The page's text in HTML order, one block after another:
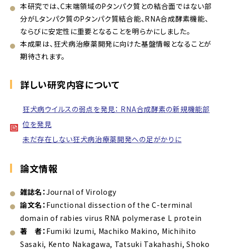
本研究では、C末端領域のPタンパク質との結合面ではない部
分がLタンパク質のPタンパク質結合能、RNA合成酵素機能、
ならびに安定性に重要となることを明らかにしました。
本成果は、狂犬病治療薬開発に向けた基盤情報となることが
期待されます。
詳しい研究内容について
狂犬病ウイルスの弱点を発見： RNA合成酵素の新規機能部
位を発見
未だ存在しない狂犬病治療薬開発への足がかりに
論文情報
雑誌名：Journal of Virology
論文名： Functional dissection of the C-terminal
domain of rabies virus RNA polymerase L protein
著 者： Fumiki Izumi, Machiko Makino, Michihito
Sasaki, Kento Nakagawa, Tatsuki Takahashi, Shoko